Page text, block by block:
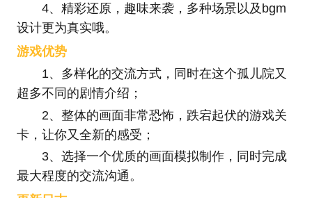
4、精彩还原，趣味来袭，多种场景以及bgm
设计更为真实哦。
游戏优势
1、多样化的交流方式，同时在这个孤儿院又
超多不同的剧情介绍；
2、整体的画面非常恐怖，跌宕起伏的游戏关
卡，让你又全新的感受；
3、选择一个优质的画面模拟制作，同时完成
最大程度的交流沟通。